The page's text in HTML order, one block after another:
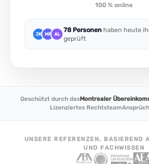
100 % online
JK MR AL
78 Personen haben heute
geprüft
Geschützt durch dasMontrealer
Lizenziertes Rechtsteam
UNSERE REFERENZEN, BASIEREND
UND FACHWISSEN